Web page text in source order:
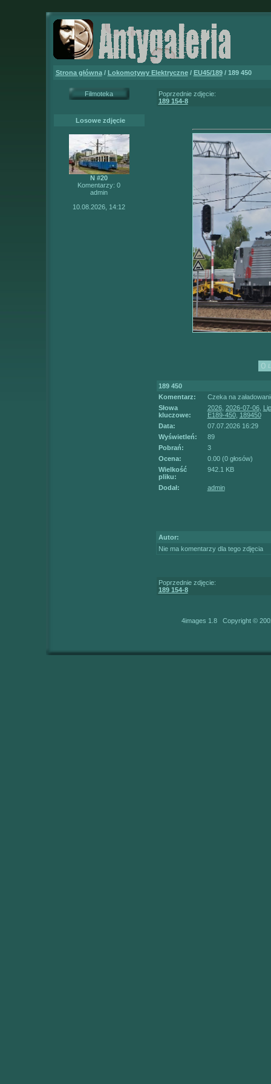
Strona główna/ Lokomotywy Elektryczne/ EU45/189/ 189 450
Filmoteka
Losowe zdjęcie
N #20
Komentarzy: 0
admin
10.08.2026, 14:12
Poprzednie zdjęcie:
189 154-8
189 450
Komentarz:
Czeka na
Słowa
kluczowe:
2026, 2026-07-06,
E189-450, 189450
Data:
07.07.2026 16:29
Wyświetleń:
89
Pobrań:
3
Ocena:
0.00 (0 głosów)
Wielkość
pliku:
942.1 KB
Dodał: admin
Autor:
Nie ma komentarzy dla tego zdjęcia
Poprzednie zdjęcie:
189 154-8
4images 1.8 Copyright ©